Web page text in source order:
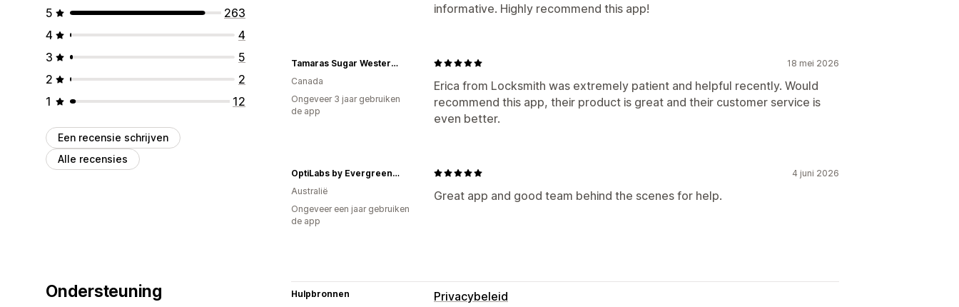
5
263
4
4
3
5
2
2
1
12
Een recensie schrijven
Alle recensies
informative. Highly recommend this app!
18 mei 2026
Erica from Locksmith was extremely patient and helpful recently. Would
recommend this app, their product is great and their customer service is
even better.
Tamaras Sugar Western CA
Canada
Ongeveer 3 jaar gebruiken
de app
4 juni 2026
Great app and good team behind the scenes for help.
OptiLabs by Evergreen Doctors
Australië
Ongeveer een jaar gebruiken
de app
Ondersteuning Hulpbronnen
Privacybeleid